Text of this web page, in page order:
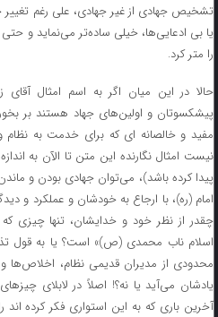
تشخیص جهادی از غیر جهادی، علی رغم تغییر
یا بی ادعایی‌ها، خیلی ساده‌تر می‌نماید و
را متر کرد.
حالا در این میان اگر به اسم امثال
پیشکسوتان و اولین‌های جهاد هستند بر
مفید و خالصانه ای که برای خدمت به نظام
نیست امثال نگارنده این متن تا الآن به
پیدا کرده باشد)، می‌توان جهادی بودن و
امام (ره)، با ارجاع به خودشان و عملکرد و
چقدر از نظر خود و خدایشان، تنها چیزی که
اسلام ناب محمدی (ص)» است؟ یا به قول
محدودی از مدیران قدیمی نظام،
یادشان می‌آید یا نه؟! اصلاً در لابلای
آخرین باری که به این استواری فکر کرده اند